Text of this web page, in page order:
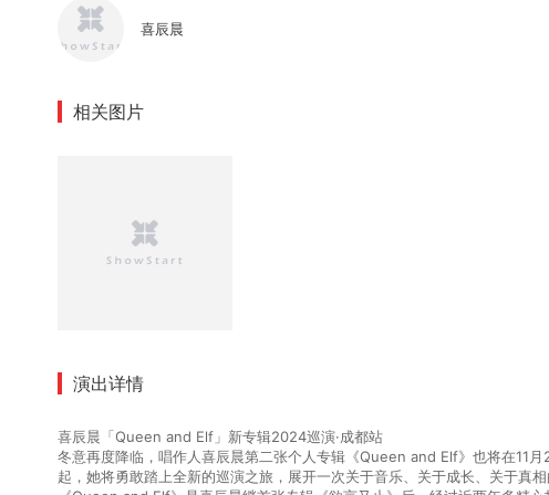
喜辰晨
相关图片
演出详情
喜辰晨「Queen and Elf」新专辑2024巡演·成都站
冬意再度降临，唱作人喜辰晨第二张个人专辑《Queen and Elf》也将在11
起，她将勇敢踏上全新的巡演之旅，展开一次关于音乐、关于成长、关于真相